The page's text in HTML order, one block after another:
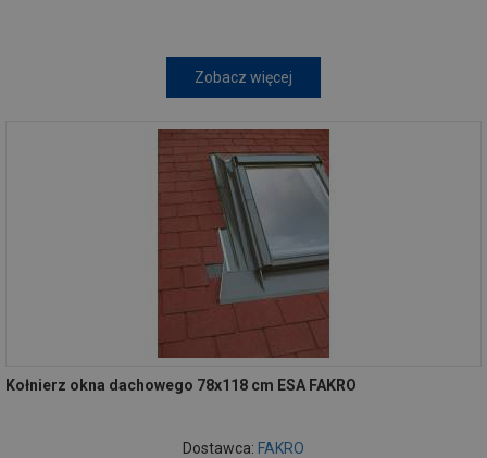
Zobacz więcej
Kołnierz okna dachowego 78x118 cm ESA FAKRO
Dostawca: FAKRO